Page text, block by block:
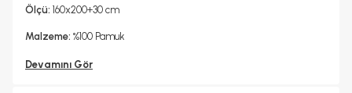
Hayır
Ölçü: 160x200+30 cm
Malzeme: %100 Pamuk
Devamını Gör